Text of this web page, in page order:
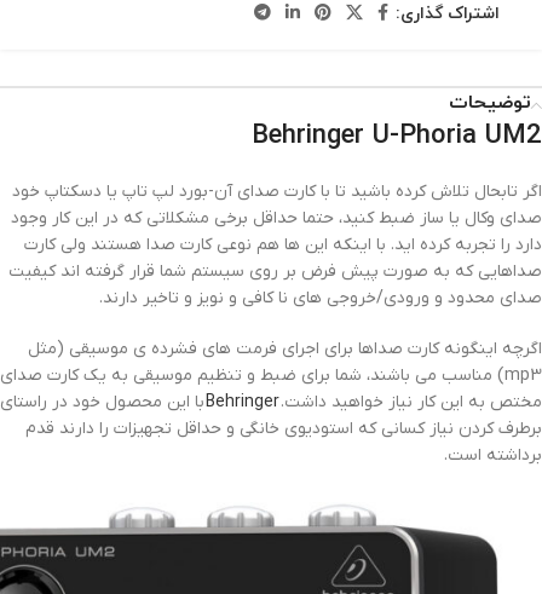
اشتراک گذاری:
توضیحات
Behringer U-Phoria UM2
اگر تابحال تلاش کرده باشید تا با کارت صدای آن-بورد لپ تاپ یا دسکتاپ خود
صدای وکال یا ساز ضبط کنید، حتما حداقل برخی مشکلاتی که در این کار وجود
دارد را تجربه کرده اید. با اینکه این ها هم نوعی کارت صدا هستند ولی کارت
صداهایی که به صورت پیش فرض بر روی سیستم شما قرار گرفته اند کیفیت
صدای محدود و ورودی/خروجی های نا کافی و نویز و تاخیر دارند.
اگرچه اینگونه کارت صداها برای اجرای فرمت های فشرده ی موسیقی (مثل
mp3) مناسب می باشند، شما برای ضبط و تنظیم موسیقی به یک کارت صدای
مختص به این کار نیاز خواهید داشت.Behringerبا این محصول خود در راستای
برطرف کردن نیاز کسانی که استودیوی خانگی و حداقل تجهیزات را دارند قدم
برداشته است.